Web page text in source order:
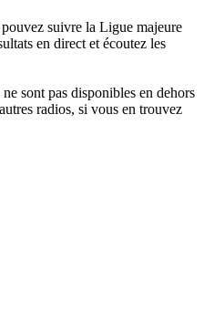
suivre la Ligue majeure
en direct et écoutez les
sont pas disponibles en dehors
radios, si vous en trouvez